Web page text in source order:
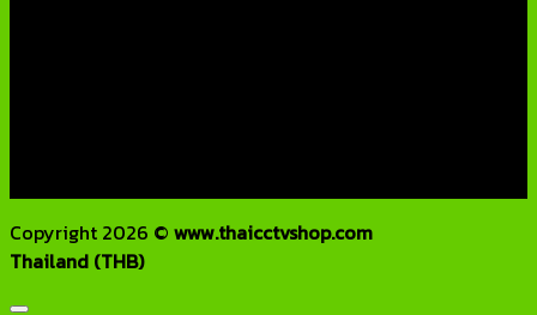
Copyright 2026 © www.thaicctvshop.com
Thailand (THB)